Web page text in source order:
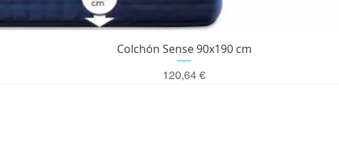
Vista rápida
Colchón Sense 90x190 cm
Precio
120,64 €